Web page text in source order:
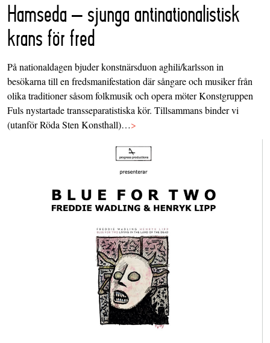
Hamseda – sjunga antinationalistisk
krans för fred
På nationaldagen bjuder konstnärsduon aghili/karlsson in
besökarna till en fredsmanifestation där sångare och musiker från
olika traditioner såsom folkmusik och opera möter Konstgruppen
Fuls nystartade transseparatistiska kör. Tillsammans binder vi
(utanför Röda Sten Konsthall)…>